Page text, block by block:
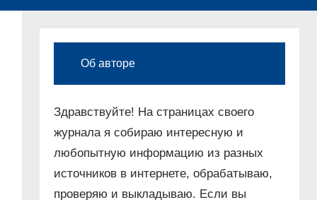
Об авторе
Здравствуйте! На страницах своего
журнала я собираю интересную и
любопытную информацию из разных
источников в интернете, обрабатываю,
проверяю и выкладываю. Если вы